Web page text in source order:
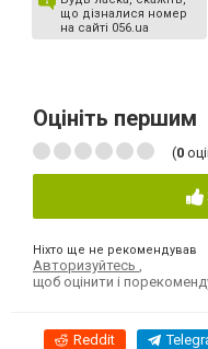
що дізналися номер
на сайті 056.ua
Оцініть першим
(0
Ніхто ще не рекомендував
Авторизуйтесь
щоб оцінити і
Reddit